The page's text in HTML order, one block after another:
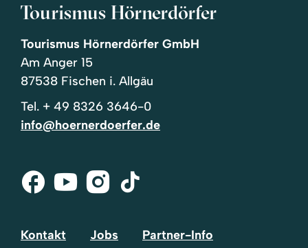
Tourismus Hörnerdörfer
Tourismus Hörnerdörfer GmbH
Am Anger 15
87538 Fischen i. Allgäu
Tel. + 49 8326 3646-0
info@hoernerdoerfer.de
Facebook
Youtube
Instagram
Tik-
Kontakt Jobs
Partner-Info